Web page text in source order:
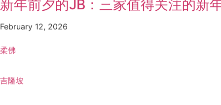
新年前夕的JB：三家值得关注的新
February 12, 2026
柔佛
吉隆坡